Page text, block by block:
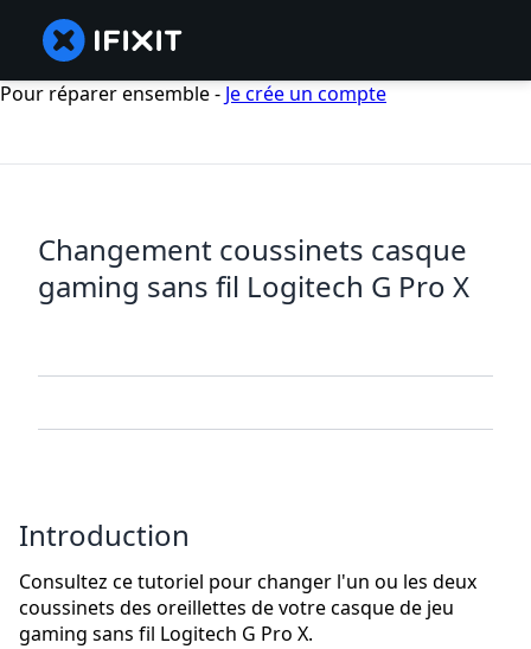
Pour réparer ensemble - Je crée un compte
Changement coussinets casque
gaming sans fil Logitech G Pro X
Introduction
Consultez ce tutoriel pour changer l'un ou les deux
coussinets des oreillettes de votre casque de jeu
gaming sans fil Logitech G Pro X.